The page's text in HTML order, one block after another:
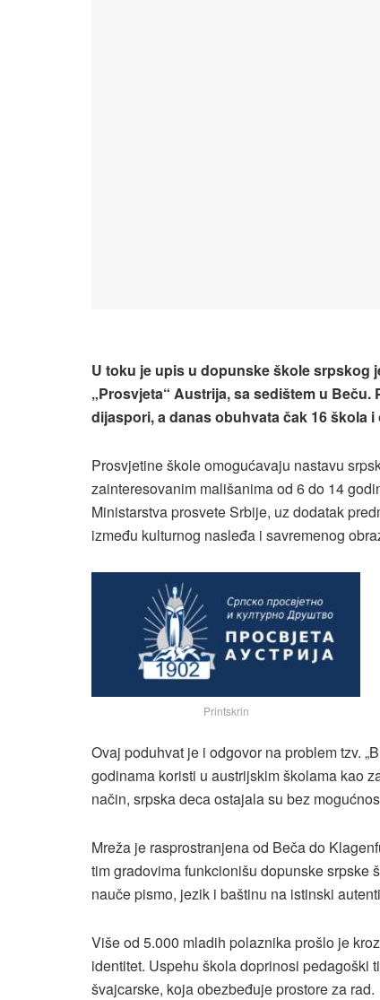
U toku je upis u dopunske škole srpskog
„Prosvjeta“ Austrija, sa sedištem u
dijaspori, a danas obuhvata čak 16 škola
Prosvjetine škole omogućavaju nastavu
zainteresovanim mališanima od 6 do 14
Ministarstva prosvete Srbije, uz dodatak
između kulturnog nasleđa i savremenog
Printskrin
Ovaj poduhvat je i odgovor na problem tzv.
godinama koristi u austrijskim školama kao
način, srpska deca ostajala su bez
Mreža je rasprostranjena od Beča do
tim gradovima funkcionišu dopunske
nauče pismo, jezik i baštinu na istinski
Više od 5.000 mladih polaznika prošlo je
identitet. Uspehu škola doprinosi pedagoški
švajcarske, koja obezbeđuje prostore za rad.